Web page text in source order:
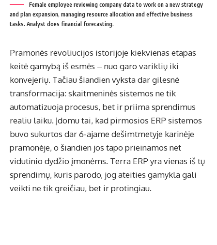
Female employee reviewing company data to work on a new strategy
and plan expansion, managing resource allocation and effective business
tasks. Analyst does financial forecasting.
Pramonės revoliucijos istorijoje kiekvienas etapas
keitė gamybą iš esmės – nuo garo variklių iki
konvejerių. Tačiau šiandien vyksta dar gilesnė
transformacija: skaitmeninės sistemos ne tik
automatizuoja procesus, bet ir priima sprendimus
realiu laiku. Įdomu tai, kad pirmosios ERP sistemos
buvo sukurtos dar 6-ajame dešimtmetyje karinėje
pramonėje, o šiandien jos tapo prieinamos net
vidutinio dydžio įmonėms. Terra ERP yra vienas iš tų
sprendimų, kuris parodo, jog ateities gamykla gali
veikti ne tik greičiau, bet ir protingiau.